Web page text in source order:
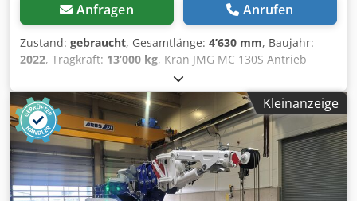
Anfragen Anrufen
Zustand: gebraucht, Gesamtlänge: 4’630 mm, Baujahr:
2022, Tragkraft: 13’000 kg, Kran JMG MC 130S Antrieb
Elektro Cjdpfxszfq A Rj Akcsrf Baujahr 2022 Tragkraft (kg)
13.000
Kleinanzeige